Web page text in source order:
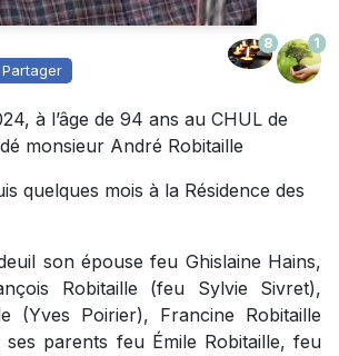
Partager
8 1
à l’âge de 94 ans au CHUL de
monsieur André Robitaille
quelques mois à la Résidence des
son épouse feu Ghislaine Hains,
Robitaille (feu Sylvie Sivret),
(Yves Poirier), Francine Robitaille
ses parents feu Émile Robitaille, feu